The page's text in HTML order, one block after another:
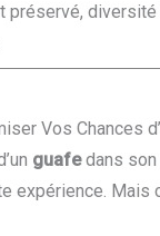
préservé, diversité
Vos Chances
guafedans son
expérience. Mais